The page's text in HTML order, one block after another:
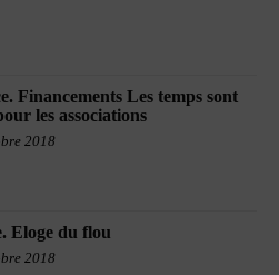
Financements Les temps sont
les associations
2018
Eloge du flou
2018